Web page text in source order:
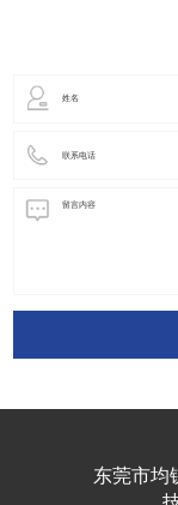
东莞市均